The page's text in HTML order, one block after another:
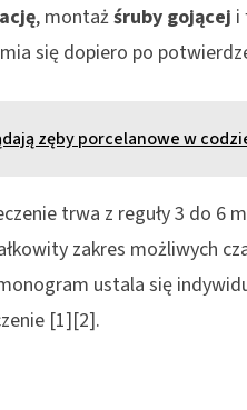
, montażśruby gojącej i
się dopiero po
zęby porcelanowe w
trwa z reguły 3 do 6
zakres możliwych
ustala się
[1][2].